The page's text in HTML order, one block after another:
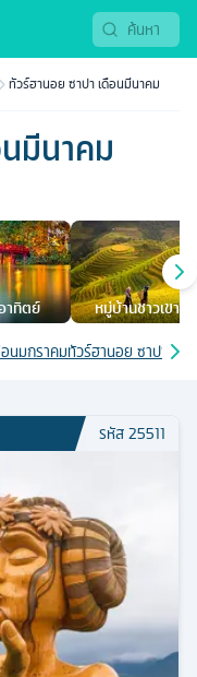
ทัวร์ฮานอย ซาปา เดือนมีนาคม
มีนาคม
าทิตย์ หมู่บ้านชาวเขา
นมกราคมทัวร์ฮานอย ซาปา เดื
รหัส25511